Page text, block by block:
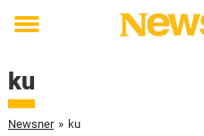
Toggle
ku
Newsner » ku